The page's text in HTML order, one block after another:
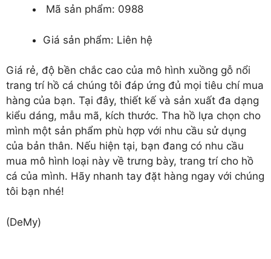
Mã sản phẩm: 0988
Giá sản phẩm: Liên hệ
Giá rẻ, độ bền chắc cao của mô hình xuồng gỗ nổi
trang trí hồ cá chúng tôi đáp ứng đủ mọi tiêu chí mua
hàng của bạn. Tại đây, thiết kế và sản xuất đa dạng
kiểu dáng, mẫu mã, kích thước. Tha hồ lựa chọn cho
mình một sản phẩm phù hợp với nhu cầu sử dụng
của bản thân. Nếu hiện tại, bạn đang có nhu cầu
mua mô hình loại này về trưng bày, trang trí cho hồ
cá của mình. Hãy nhanh tay đặt hàng ngay với chúng
tôi bạn nhé!
(DeMy)